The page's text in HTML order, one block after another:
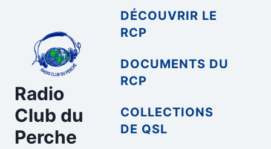
contenu
Radio
Club du
Perche
DÉCOUVRIR LE
RCP
DOCUMENTS DU
RCP
COLLECTIONS
DE QSL